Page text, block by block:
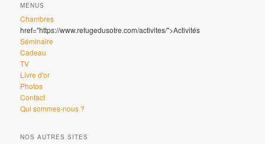
MENUS
Chambres
href="https://www.refugedusotre.com/activites/">Activités
Séminaire
Cadeau
TV
Livre d'or
Photos
Contact
Qui sommes-nous ?
NOS AUTRES SITES